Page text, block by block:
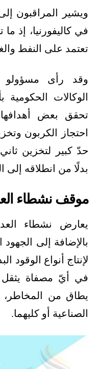
ويشير المراقبون
في كاليفورنيا، إذ
تعتمد على النفط
وقد رأى مسؤولو
الوكالات
تحقق بعض
احتجاز الكربون
حدّ كبير لتخزين
بدلًا من انطلاقه إلى
موقف نشطاء
يعارض نشطاء
بالإضافة إلى
لإنتاج أنواع الوقود
في أيّ مصفاة يثقل
يطاق من المخاطر،
الصناعية أو كليهما.